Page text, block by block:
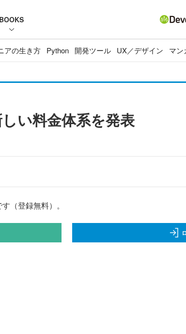
BOOKS
アの生き方 Python 開発ツール UX／デザイン マン
い料金体系を発表
（登録無料）。